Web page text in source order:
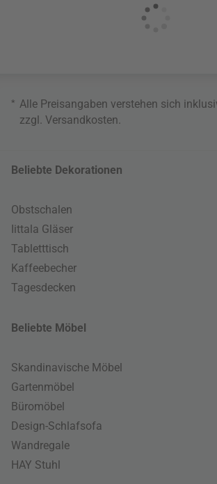
* Alle Preisangaben verstehen sich
zzgl. Versandkosten.
Beliebte Dekorationen
Obstschalen
Iittala Gläser
Tabletttisch
Kaffeebecher
Tagesdecken
Beliebte Möbel
Skandinavische Möbel
Gartenmöbel
Büromöbel
Design-Schlafsofa
Wandregale
HAY Stuhl